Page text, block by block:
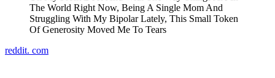
reddit. com